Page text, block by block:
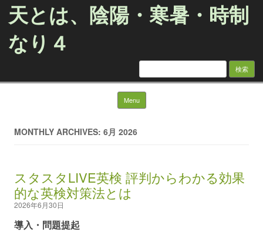
天とは、陰陽・寒暑・時制
なり４
検
Menu Skip to content
MONTHLY ARCHIVES: 6月 2026
スタスタLIVE英検 評判からわかる効果
的な英検対策法とは
2026年6月30日
導入・問題提起